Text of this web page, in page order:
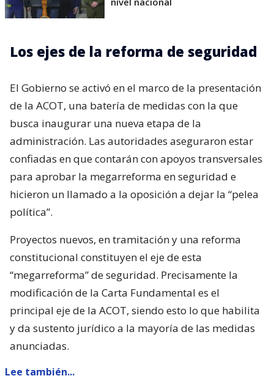
Los ejes de la reforma de seguridad
El Gobierno se activó en el marco de la presentación
de la ACOT, una batería de medidas con la que
busca inaugurar una nueva etapa de la
administración. Las autoridades aseguraron estar
confiadas en que contarán con apoyos transversales
para aprobar la megarreforma en seguridad e
hicieron un llamado a la oposición a dejar la “pelea
política”.
Proyectos nuevos, en tramitación y una reforma
constitucional constituyen el eje de esta
“megarreforma” de seguridad. Precisamente la
modificación de la Carta Fundamental es el
principal eje de la ACOT, siendo esto lo que habilita
y da sustento jurídico a la mayoría de las medidas
anunciadas.
Lee también...